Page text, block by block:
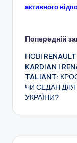
активного
по
запису
Попередній
НОВІ RENAULT
KARDIAN І
TALIANT:
ЧИ СЕДАН ДЛЯ
УКРАЇНИ?